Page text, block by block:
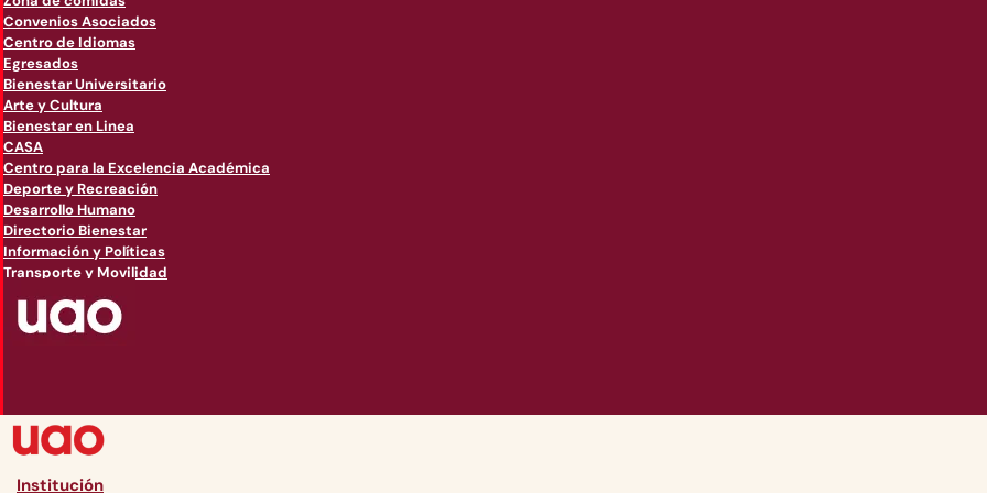
Convenios Asociados
Centro de Idiomas
Egresados
Bienestar Universitario
Arte y Cultura
Bienestar en Linea
CASA
Centro para la Excelencia Académica
Deporte y Recreación
Desarrollo Humano
Directorio Bienestar
Información y Políticas
Transporte y Movilidad
Institución